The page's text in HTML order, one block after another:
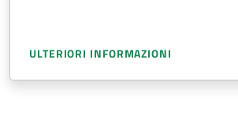
ULTERIORI INFORMAZIONI